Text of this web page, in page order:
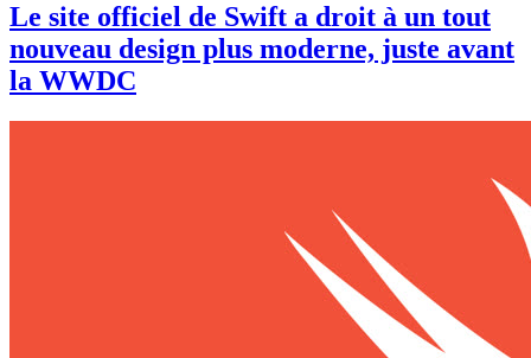
Le site officiel de Swift a droit à un tout
nouveau design plus moderne, juste avant
la WWDC